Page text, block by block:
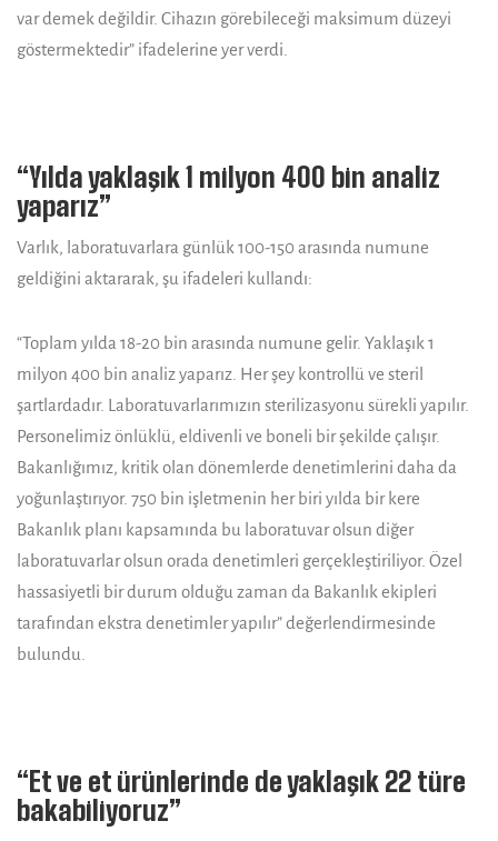
var demek değildir. Cihazın görebileceği maksimum düzeyi
göstermektedir” ifadelerine yer verdi.
“Yılda yaklaşık 1 milyon 400 bin analiz
yaparız”
Varlık, laboratuvarlara günlük 100-150 arasında numune
geldiğini aktararak, şu ifadeleri kullandı:
“Toplam yılda 18-20 bin arasında numune gelir. Yaklaşık 1
milyon 400 bin analiz yaparız. Her şey kontrollü ve steril
şartlardadır. Laboratuvarlarımızın sterilizasyonu sürekli yapılır.
Personelimiz önlüklü, eldivenli ve boneli bir şekilde çalışır.
Bakanlığımız, kritik olan dönemlerde denetimlerini daha da
yoğunlaştırıyor. 750 bin işletmenin her biri yılda bir kere
Bakanlık planı kapsamında bu laboratuvar olsun diğer
laboratuvarlar olsun orada denetimleri gerçekleştiriliyor. Özel
hassasiyetli bir durum olduğu zaman da Bakanlık ekipleri
tarafından ekstra denetimler yapılır” değerlendirmesinde
bulundu.
“Et ve et ürünlerinde de yaklaşık 22 türe
bakabiliyoruz”